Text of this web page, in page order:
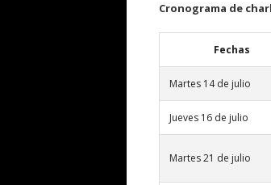
Cronograma de
Fechas
Martes 14 de julio
Jueves 16 de julio
Martes 21 de julio